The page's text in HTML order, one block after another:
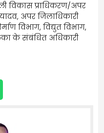
विकास प्राधिकरण/अपर
अपर जिलाधिकारी
विभाग, विद्युत विभाग,
के संबंधित अधिकारी